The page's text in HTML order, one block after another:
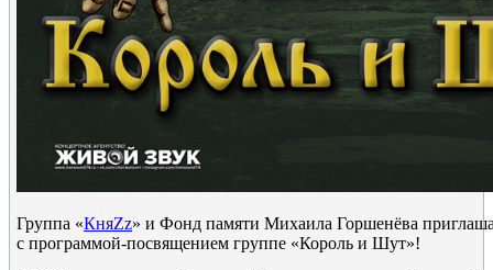
Группа «КняZz» и Фонд памяти Михаила Горшенёва
с программой-посвящением группе «Король и Шут»!